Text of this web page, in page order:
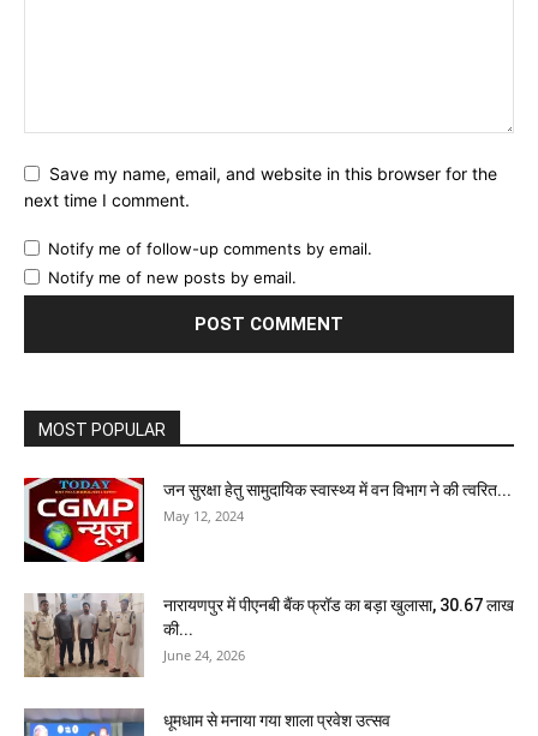
Save my name, email, and website in this browser for the
next time I comment.
Notify me of follow-up comments by email.
Notify me of new posts by email.
MOST POPULAR
जन सुरक्षा हेतु सामुदायिक स्वास्थ्य में वन विभाग ने की त्वरित...
May 12, 2024
नारायणपुर में पीएनबी बैंक फ्रॉड का बड़ा खुलासा, 30.67 लाख
की...
June 24, 2026
धूमधाम से मनाया गया शाला प्रवेश उत्सव